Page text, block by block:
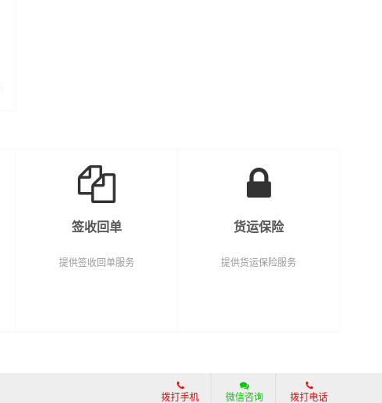
签收回单
提供签收回单服务
货运保险
提供货运保险服务
拨打手机 微信咨询 拨打电话